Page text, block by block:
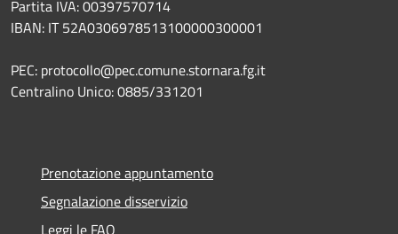
Partita IVA: 00397570714
IBAN: IT 52A0306978513100000300001
PEC: protocollo@pec.comune.stornara.fg.it
Centralino Unico: 0885/331201
Prenotazione appuntamento
Segnalazione disservizio
Leggi le FAQ